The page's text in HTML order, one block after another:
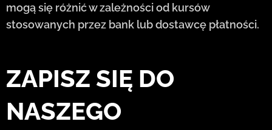
mogą się różnić w zależności od kursów
stosowanych przez bank lub dostawcę płatności.
ZAPISZ SIĘ DO
NASZEGO